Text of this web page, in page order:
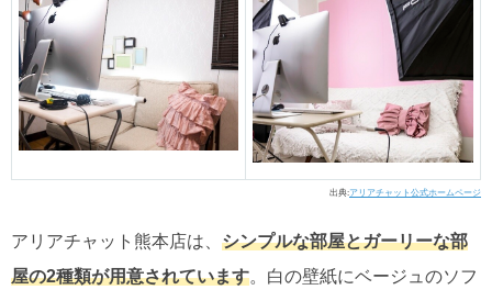
出典:アリアチャット公式ホームページ
アリアチャット熊本店は、 シンプルな部屋とガーリーな部
屋の2種類が用意されています。白の壁紙にベージュのソフ